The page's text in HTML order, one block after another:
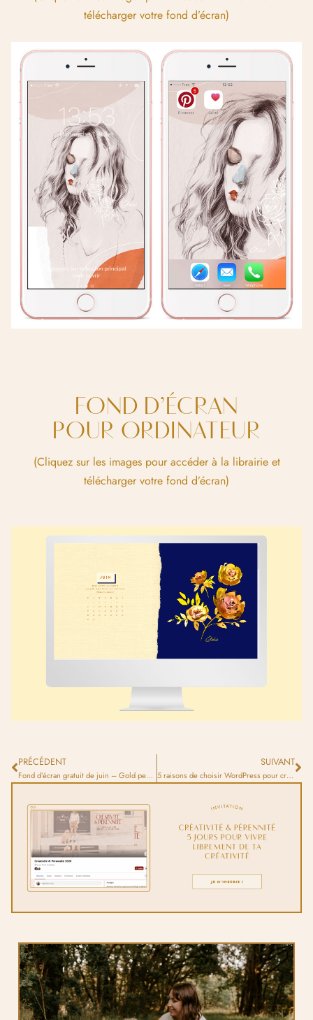
télécharger votre fond d’écran)
FOND D’ÉCRAN
POUR ORDINATEUR
(Cliquez sur les images pour accéder à la librairie et
télécharger votre fond d’écran)
PRÉCÉDENT
Fond d’écran gratuit de juin – Gold peonies
SUIVANT
5 raisons de choisir WordPress pour créer votre portfolio